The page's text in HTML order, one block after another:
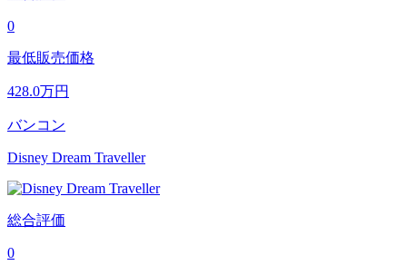
0
最低販売価格
428.0万円
バンコン
Disney Dream Traveller
総合評価
0